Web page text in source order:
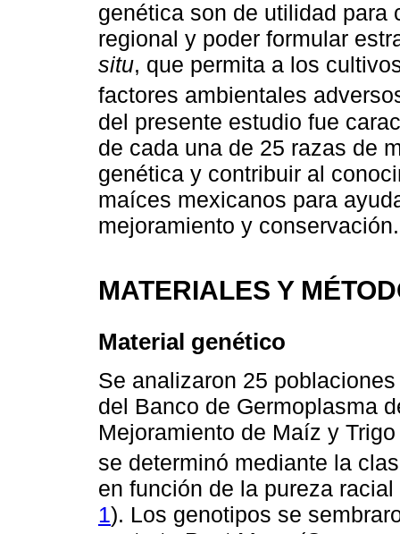
genética son de utilidad para
regional y poder formular
situ, que permita a los
factores ambientales
del presente estudio fue
de cada una de 25 razas de
genética y contribuir al
maíces mexicanos para
mejoramiento y conservación.
MATERIALES Y
Material genético
Se analizaron 25
del Banco de Germoplasma
Mejoramiento de Maíz y
se determinó mediante la
en función de la pureza
1). Los genotipos se